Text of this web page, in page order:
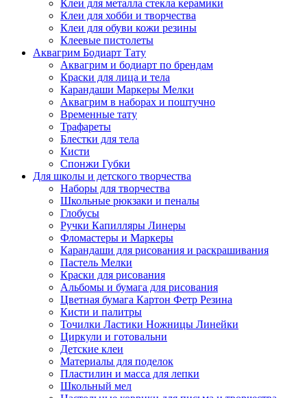
Клеи для металла стекла керамики
Клеи для хобби и творчества
Клеи для обуви кожи резины
Клеевые пистолеты
Аквагрим Бодиарт Тату
Аквагрим и бодиарт по брендам
Краски для лица и тела
Карандаши Маркеры Мелки
Аквагрим в наборах и поштучно
Временные тату
Трафареты
Блестки для тела
Кисти
Спонжи Губки
Для школы и детского творчества
Наборы для творчества
Школьные рюкзаки и пеналы
Глобусы
Ручки Капилляры Линеры
Фломастеры и Маркеры
Карандаши для рисования и раскрашивания
Пастель Мелки
Краски для рисования
Альбомы и бумага для рисования
Цветная бумага Картон Фетр Резина
Кисти и палитры
Точилки Ластики Ножницы Линейки
Циркули и готовальни
Детские клеи
Материалы для поделок
Пластилин и масса для лепки
Школьный мел